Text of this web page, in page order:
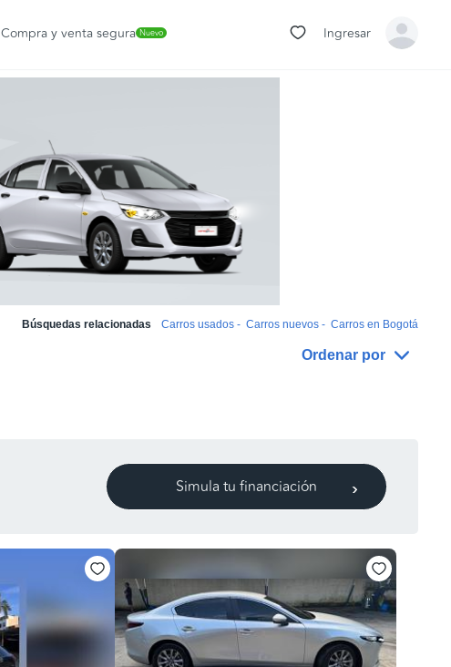
Compra y venta segura Nuevo Ingresar
Búsquedas relacionadas Carros usados - Carros nuevos - Carros en Bogotá
Ordenar por
Simula tu financiación